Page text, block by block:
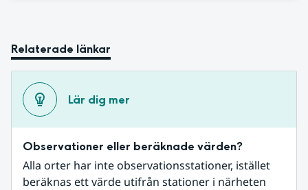
Relaterade länkar
Lär dig mer
Observationer eller beräknade värden?
Alla orter har inte observationsstationer, istället
beräknas ett värde utifrån stationer i närheten